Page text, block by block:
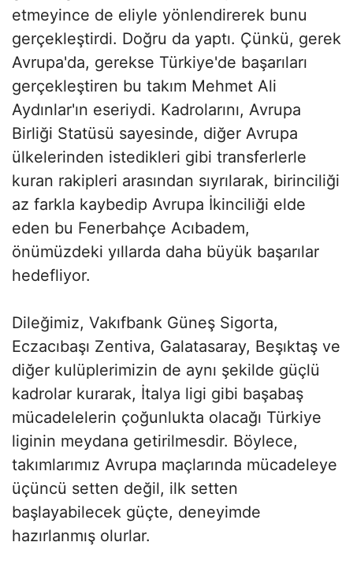
etmeyince de eliyle yönlendirerek bunu
gerçekleştirdi. Doğru da yaptı. Çünkü, gerek
Avrupa'da, gerekse Türkiye'de başarıları
gerçekleştiren bu takım Mehmet Ali
Aydınlar'ın eseriydi. Kadrolarını, Avrupa
Birliği Statüsü sayesinde, diğer Avrupa
ülkelerinden istedikleri gibi transferlerle
kuran rakipleri arasından sıyrılarak, birinciliği
az farkla kaybedip Avrupa İkinciliği elde
eden bu Fenerbahçe Acıbadem,
önümüzdeki yıllarda daha büyük başarılar
hedefliyor.
Dileğimiz, Vakıfbank Güneş Sigorta,
Eczacıbaşı Zentiva, Galatasaray, Beşıktaş ve
diğer kulüplerimizin de aynı şekilde güçlü
kadrolar kurarak, İtalya ligi gibi başabaş
mücadelelerin çoğunlukta olacağı Türkiye
liginin meydana getirilmesdir. Böylece,
takımlarımız Avrupa maçlarında mücadeleye
üçüncü setten değil, ilk setten
başlayabilecek güçte, deneyimde
hazırlanmış olurlar.